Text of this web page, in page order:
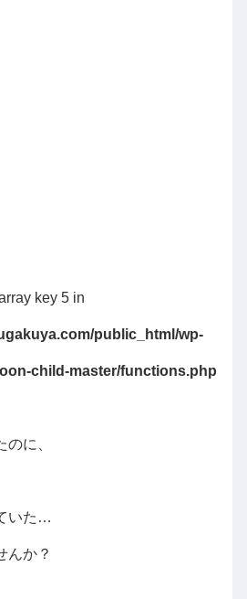
key 5 in
public_html/wp-
child-master/functions.php
に、
いた…
んか？